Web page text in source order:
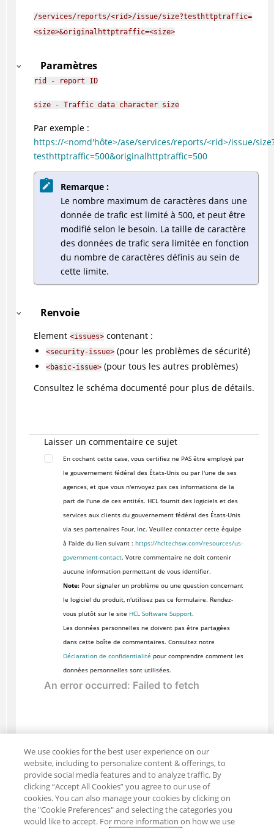
/services/reports/<rid>/issue/size?testhttptraffic=
<size>&originalhttptraffic=<size>
Paramètres
rid - report ID
size - Traffic data character size
Par exemple :
https://<nomd'hôte>/ase/services/reports/<rid>/issue/
testhttptraffic=500&originalhttptraffic=500
Remarque :
Le nombre maximum de caractères dans une
donnée de trafic est limité à 500, et peut être
modifié selon le besoin. La taille de caractère
des données de trafic sera limitée en fonction
du nombre de caractères définis au sein de
cette limite.
Renvoie
Element <issues>contenant :
<security-issue>(pour les problèmes de sécurité)
<basic-issue>(pour tous les autres problèmes)
Consultez le schéma documenté pour plus de détails.
Laisser un commentaire ce sujet
En cochant cette case, vous certifiez ne PAS être employé par
le gouvernement fédéral des États-Unis ou par l'une de ses
agences, et que vous n'envoyez pas ces informations de la
part de l'une de ces entités. HCL fournit des logiciels et des
services aux clients du gouvernement fédéral des États-Unis
via ses partenaires Four, Inc. Veuillez contacter cette équipe
à l'aide du lien suivant : https://hcltechsw.com/resources/us-
government-contact. Votre commentaire ne doit contenir
aucune information permettant de vous identifier.
Note:Pour signaler un problème ou une question concernant
le logiciel du produit, n'utilisez pas ce formulaire. Rendez-
vous plutôt sur le site HCL Software Support.
Les données personnelles ne doivent pas être partagées
dans cette boîte de commentaires. Consultez notre
Déclaration de confidentialité pour comprendre comment les
données personnelles sont utilisées.
We use cookies for the best user experience on our
website, including to personalize content & offerings, to
provide social media features and to analyze traffic. By
clicking “Accept All Cookies” you agree to our use of
cookies. You can also manage your cookies by clicking on
the "Cookie Preferences" and selecting the categories you
would like to accept. For more information on how we use